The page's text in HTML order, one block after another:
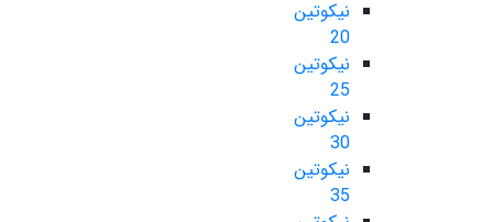
نیکوتین
20
نیکوتین
25
نیکوتین
30
نیکوتین
35